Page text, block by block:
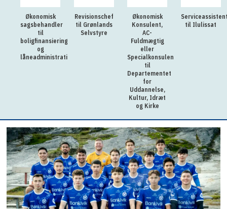
Økonomisk
sagsbehandler
til
boligfinansiering
og
låneadministration
Revisionschef
til Grønlands
Selvstyre
Økonomisk
Konsulent,
AC-
Fuldmægtig
eller
Specialkonsulent
til
Departementet
for
Uddannelse,
Kultur, Idræt
og Kirke
til Ilulissat